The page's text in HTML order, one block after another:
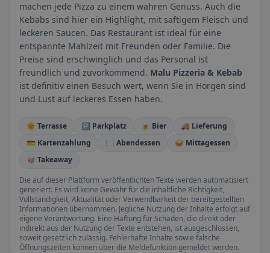
machen jede Pizza zu einem wahren Genuss. Auch die
Kebabs sind hier ein Highlight, mit saftigem Fleisch und
leckeren Saucen. Das Restaurant ist ideal für eine
entspannte Mahlzeit mit Freunden oder Familie. Die
Preise sind erschwinglich und das Personal ist
freundlich und zuvorkommend. Malu Pizzeria & Kebab
ist definitiv einen Besuch wert, wenn Sie in Horgen sind
und Lust auf leckeres Essen haben.
🌞 Terrasse 🅿️ Parkplatz 🍺 Bier
🚚 Lieferung
💳 Kartenzahlung
🍽️ Abendessen
🥪 Mittagessen
🥡 Takeaway
Die auf dieser Plattform veröffentlichten Texte werden automatisiert
generiert. Es wird keine Gewähr für die inhaltliche Richtigkeit,
Vollständigkeit, Aktualität oder Verwendbarkeit der bereitgestellten
Informationen übernommen. Jegliche Nutzung der Inhalte erfolgt auf
eigene Verantwortung. Eine Haftung für Schäden, die direkt oder
indirekt aus der Nutzung der Texte entstehen, ist ausgeschlossen,
soweit gesetzlich zulässig. Fehlerhafte Inhalte sowie falsche
Öffnungszeiten können über die Meldefunktion gemeldet werden.